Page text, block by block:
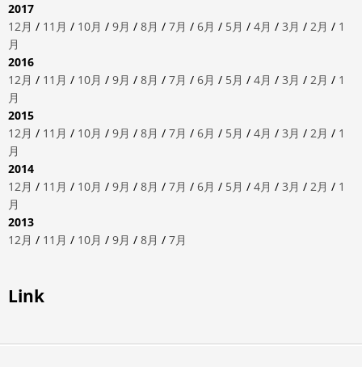
2017
12月 / 11月 / 10月 / 9月 / 8月 / 7月 / 6月 / 5月 / 4月 / 3月 / 2月 / 1
月
2016
12月 / 11月 / 10月 / 9月 / 8月 / 7月 / 6月 / 5月 / 4月 / 3月 / 2月 / 1
月
2015
12月 / 11月 / 10月 / 9月 / 8月 / 7月 / 6月 / 5月 / 4月 / 3月 / 2月 / 1
月
2014
12月 / 11月 / 10月 / 9月 / 8月 / 7月 / 6月 / 5月 / 4月 / 3月 / 2月 / 1
月
2013
12月 / 11月 / 10月 / 9月 / 8月 / 7月
Link